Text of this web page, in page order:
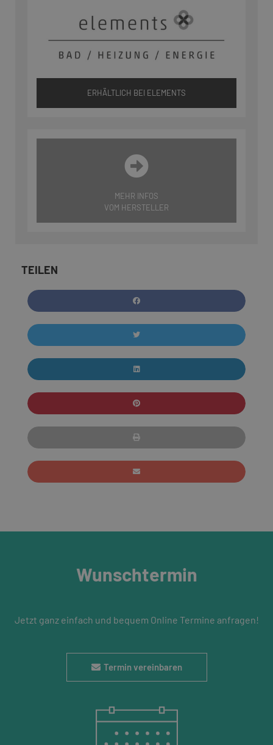
ERHÄLTLICH BEI ELEMENTS
MEHR INFOS
VOM HERSTELLER
TEILEN
Wunschtermin
Jetzt ganz einfach und bequem Online Termine anfragen!
Termin vereinbaren